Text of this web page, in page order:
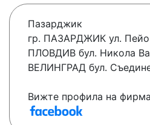
Пазарджик
гр. ПАЗАРДЖИК ул.
ПЛОВДИВ бул. Никола
ВЕЛИНГРАД бул.
Вижте профила на